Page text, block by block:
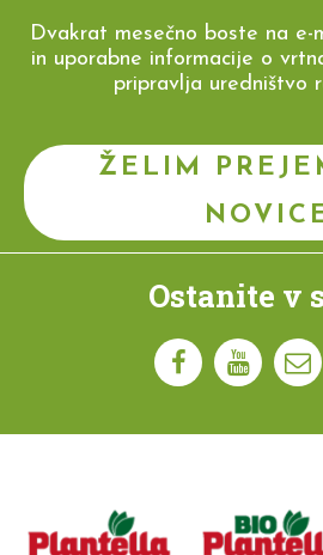
Dvakrat mesečno boste na e-
in uporabne informacije o
pripravlja uredništvo
ŽELIM
Ostanite v